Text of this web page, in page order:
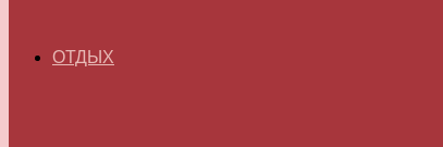
ОТДЫХ